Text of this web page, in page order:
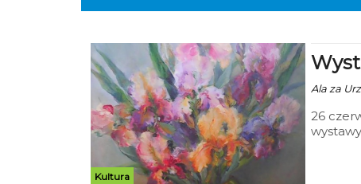
Kultura
Ala za
26